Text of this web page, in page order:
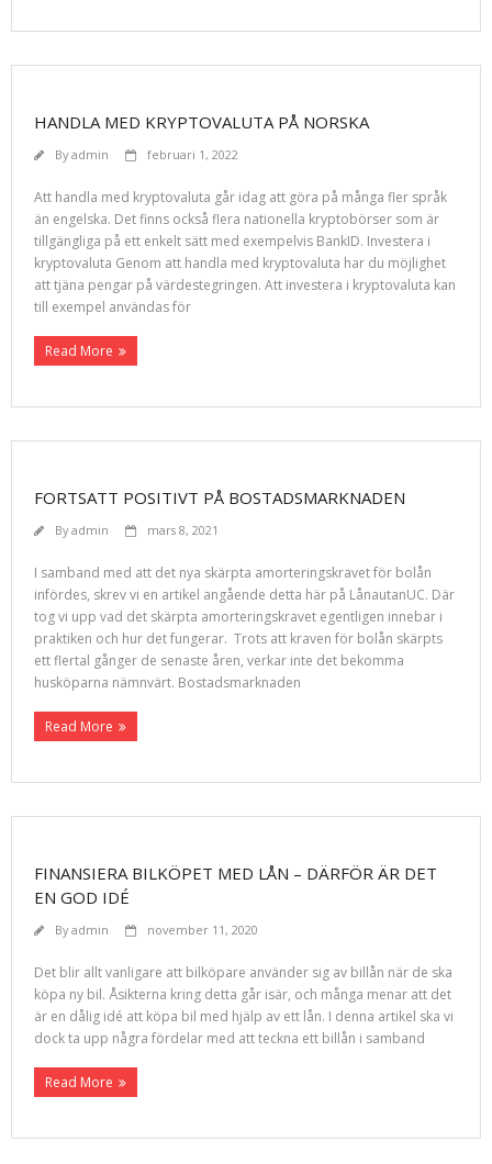
HANDLA MED KRYPTOVALUTA PÅ NORSKA
Byadmin februari 1, 2022
Att handla med kryptovaluta går idag att göra på många fler språk
än engelska. Det finns också flera nationella kryptobörser som är
tillgängliga på ett enkelt sätt med exempelvis BankID. Investera i
kryptovaluta Genom att handla med kryptovaluta har du möjlighet
att tjäna pengar på värdestegringen. Att investera i kryptovaluta kan
till exempel användas för
Read More
FORTSATT POSITIVT PÅ BOSTADSMARKNADEN
Byadmin mars 8, 2021
I samband med att det nya skärpta amorteringskravet för bolån
infördes, skrev vi en artikel angående detta här på LånautanUC. Där
tog vi upp vad det skärpta amorteringskravet egentligen innebar i
praktiken och hur det fungerar. Trots att kraven för bolån skärpts
ett flertal gånger de senaste åren, verkar inte det bekomma
husköparna nämnvärt. Bostadsmarknaden
Read More
FINANSIERA BILKÖPET MED LÅN – DÄRFÖR ÄR DET
EN GOD IDÉ
Byadmin november 11, 2020
Det blir allt vanligare att bilköpare använder sig av billån när de ska
köpa ny bil. Åsikterna kring detta går isär, och många menar att det
är en dålig idé att köpa bil med hjälp av ett lån. I denna artikel ska vi
dock ta upp några fördelar med att teckna ett billån i samband
Read More